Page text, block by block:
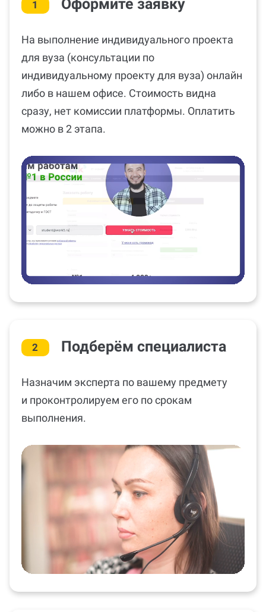
1 Оформите заявку
На выполнение индивидуального проекта
для вуза (консультации по
индивидуальному проекту для вуза) онлайн
либо в нашем офисе. Стоимость видна
сразу, нет комиссии платформы. Оплатить
можно в 2 этапа.
2 Подберём специалиста
Назначим эксперта по вашему предмету
и проконтролируем его по срокам
выполнения.